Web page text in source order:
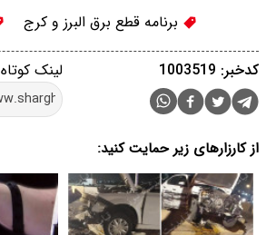
برنامه قطع برق البرز و کرج
لینک کوتاه کدخبر: 1003519
از کارزارهای زیر حمایت کنید: